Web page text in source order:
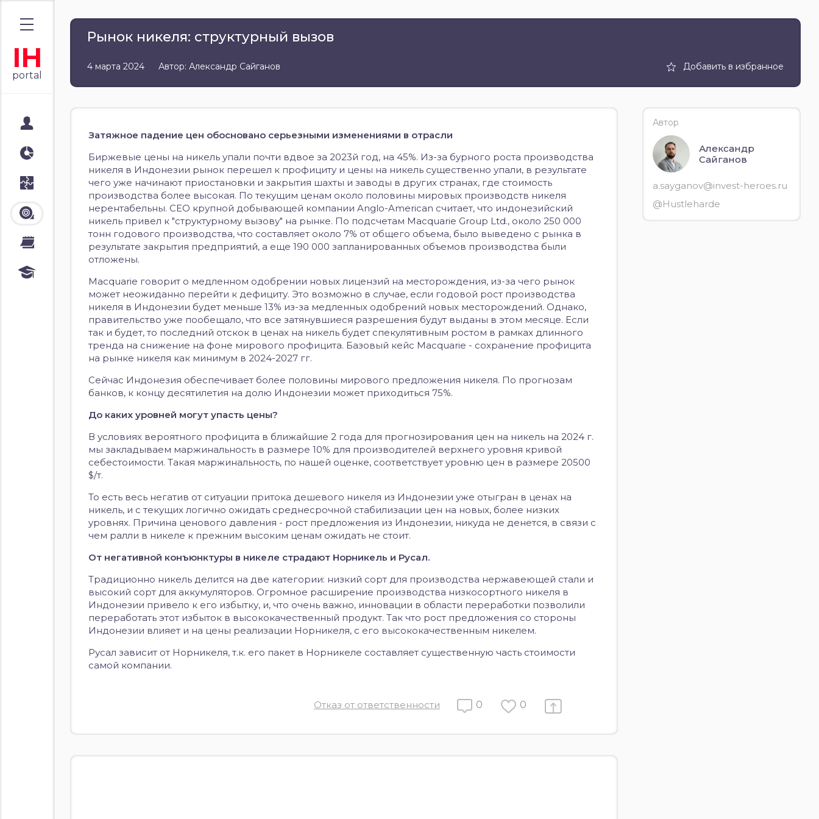
IH
portal
Аналитика
Стратегии
Лента
Календари
облигациям
Рынок никеля: структурный вызов
4 марта 2024 Автор: Александр Сайганов Добавить в избранное
Затяжное падение цен обосновано серьезными изменениями в отрасли
Биржевые цены на никель упали почти вдвое за 2023й год, на 45%. Из-за бурного роста производства
никеля в Индонезии рынок перешел к профициту и цены на никель существенно упали, в результате
чего уже начинают приостановки и закрытия шахты и заводы в других странах, где стоимость
производства более высокая. По текущим ценам около половины мировых производств никеля
нерентабельны. СЕО крупной добывающей компании Anglo-American считает, что индонезийский
никель привел к "структурному вызову" на рынке. По подсчетам Macquarie Group Ltd., около 250 000
тонн годового производства, что составляет около 7% от общего объема, было выведено с рынка в
результате закрытия предприятий, а еще 190 000 запланированных объемов производства были
отложены.
Macquarie говорит о медленном одобрении новых лицензий на месторождения, из-за чего рынок
может неожиданно перейти к дефициту. Это возможно в случае, если годовой рост производства
никеля в Индонезии будет меньше 13% из-за медленных одобрений новых месторождений. Однако,
правительство уже пообещало, что все затянувшиеся разрешения будут выданы в этом месяце. Если
так и будет, то последний отскок в ценах на никель будет спекулятивным ростом в рамках длинного
тренда на снижение на фоне мирового профицита. Базовый кейс Macquarie - сохранение профицита
на рынке никеля как минимум в 2024-2027 гг.
Сейчас Индонезия обеспечивает более половины мирового предложения никеля. По прогнозам
банков, к концу десятилетия на долю Индонезии может приходиться 75%.
До каких уровней могут упасть цены?
В условиях вероятного профицита в ближайшие 2 года для прогнозирования цен на никель на 2024 г.
мы закладываем маржинальность в размере 10% для производителей верхнего уровня кривой
себестоимости. Такая маржинальность, по нашей оценке, соответствует уровню цен в размере 20500
$/т.
То есть весь негатив от ситуации притока дешевого никеля из Индонезии уже отыгран в ценах на
никель, и с текущих логично ожидать среднесрочной стабилизации цен на новых, более низких
уровнях. Причина ценового давления - рост предложения из Индонезии, никуда не денется, в связи с
чем ралли в никеле к прежним высоким ценам ожидать не стоит.
От негативной конъюнктуры в никеле страдают Норникель и Русал.
Традиционно никель делится на две категории: низкий сорт для производства нержавеющей стали и
высокий сорт для аккумуляторов. Огромное расширение производства низкосортного никеля в
Индонезии привело к его избытку, и, что очень важно, инновации в области переработки позволили
переработать этот избыток в высококачественный продукт. Так что рост предложения со стороны
Индонезии влияет и на цены реализации Норникеля, с его высококачественным никелем.
Русал зависит от Норникеля, т.к. его пакет в Норникеле составляет существенную часть стоимости
самой компании.
Отказ от ответственности 0 0
Автор
Александр
Сайганов
a.sayganov@invest-heroes.ru
@Hustleharde